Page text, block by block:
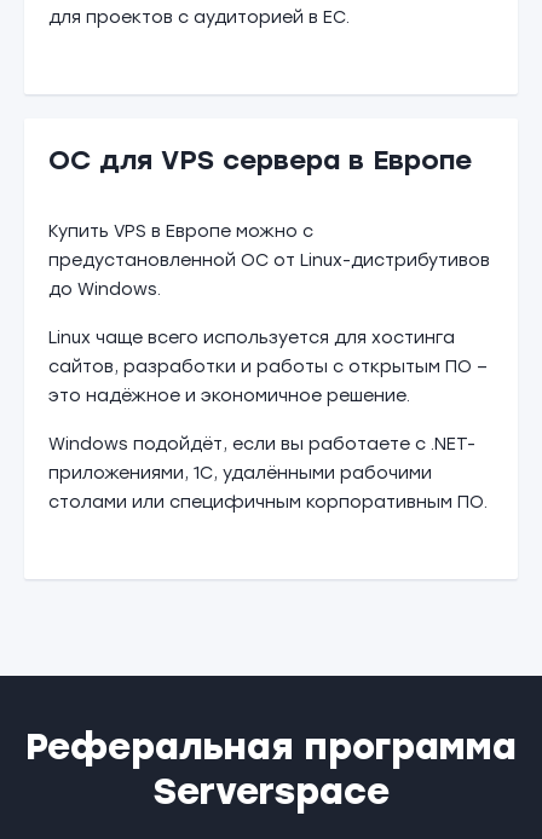
для проектов с аудиторией в ЕС.
ОС для VPS сервера в Европе
Купить VPS в Европе можно с
предустановленной ОС от Linux-дистрибутивов
до Windows.
Linux чаще всего используется для хостинга
сайтов, разработки и работы с открытым ПО –
это надёжное и экономичное решение.
Windows подойдёт, если вы работаете с .NET-
приложениями, 1С, удалёнными рабочими
столами или специфичным корпоративным ПО.
Реферальная программа
Serverspace